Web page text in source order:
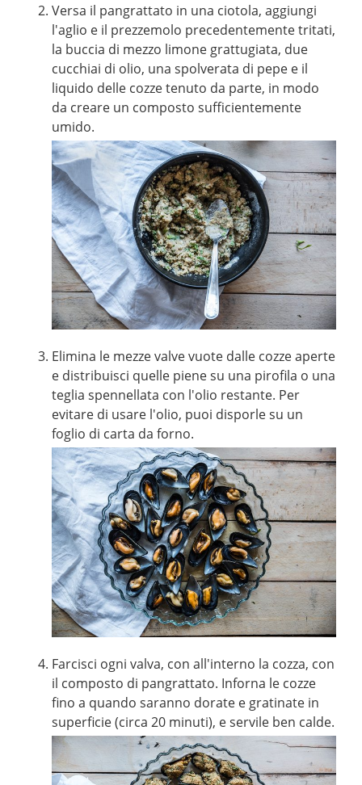
Versa il pangrattato in una ciotola, aggiungi
l'aglio e il prezzemolo precedentemente tritati,
la buccia di mezzo limone grattugiata, due
cucchiai di olio, una spolverata di pepe e il
liquido delle cozze tenuto da parte, in modo
da creare un composto sufficientemente
umido.
Elimina le mezze valve vuote dalle cozze aperte
e distribuisci quelle piene su una pirofila o una
teglia spennellata con l'olio restante. Per
evitare di usare l'olio, puoi disporle su un
foglio di carta da forno.
Farcisci ogni valva, con all'interno la cozza, con
il composto di pangrattato. Inforna le cozze
fino a quando saranno dorate e gratinate in
superficie (circa 20 minuti), e servile ben calde.